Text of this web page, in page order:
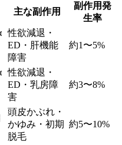
主な副作用
副作用発
生率
性欲減退・
ED・肝機能
障害
約1〜5%
性欲減退・
ED・乳房障
害
約3〜8%
頭皮かぶれ・
かゆみ・初期
脱毛
約5〜10%